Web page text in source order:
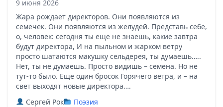
9 июня 2026
Жара рождает директоров. Они появляются из
семечек. Они появляются из желудей. Представь себе,
о, человек: сегодня ты еще не знаешь, какие завтра
будут директора, И на пыльном и жарком ветру
просто шатаются макушку сельдерея, ты думаешь…..
Нет, ты не думаешь. Просто видишь – семена. Но не
тут-то было. Еще один бросок Горячего ветра, и – на
свет выходят новые директора….
Сергей Рок
Поэзия